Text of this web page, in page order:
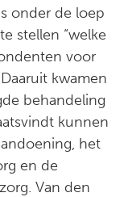
onder de loep
stellen “welke
voor
kwamen
behandeling
kunnen
het
en de
Van den